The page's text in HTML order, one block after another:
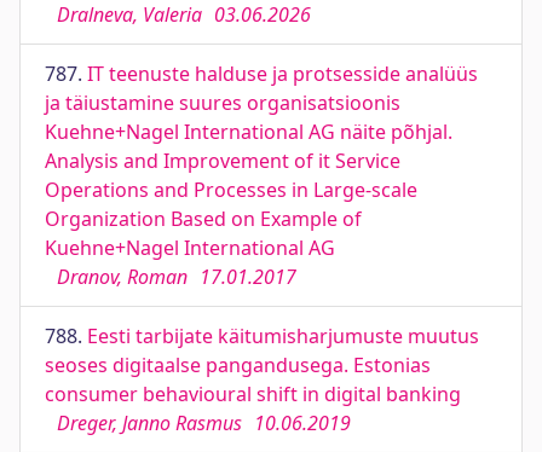
Dralneva, Valeria 03.06.2026
787. IT teenuste halduse ja protsesside analüüs
ja täiustamine suures organisatsioonis
Kuehne+Nagel International AG näite põhjal.
Analysis and Improvement of it Service
Operations and Processes in Large-scale
Organization Based on Example of
Kuehne+Nagel International AG
Dranov, Roman 17.01.2017
788. Eesti tarbijate käitumisharjumuste muutus
seoses digitaalse pangandusega. Estonias
consumer behavioural shift in digital banking
Dreger, Janno Rasmus 10.06.2019